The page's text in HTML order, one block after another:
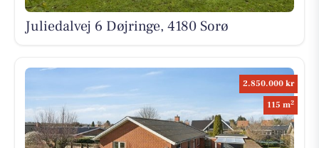
Juliedalvej 6 Døjringe, 4180 Sorø
2.850.000 kr
115 m2